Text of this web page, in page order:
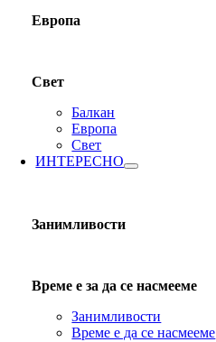
Европа
Свет
Балкан
Европа
Свет
ИНТЕРЕСНО
Занимливости
Време е за да се насмееме
Занимливости
Време е да се насмееме